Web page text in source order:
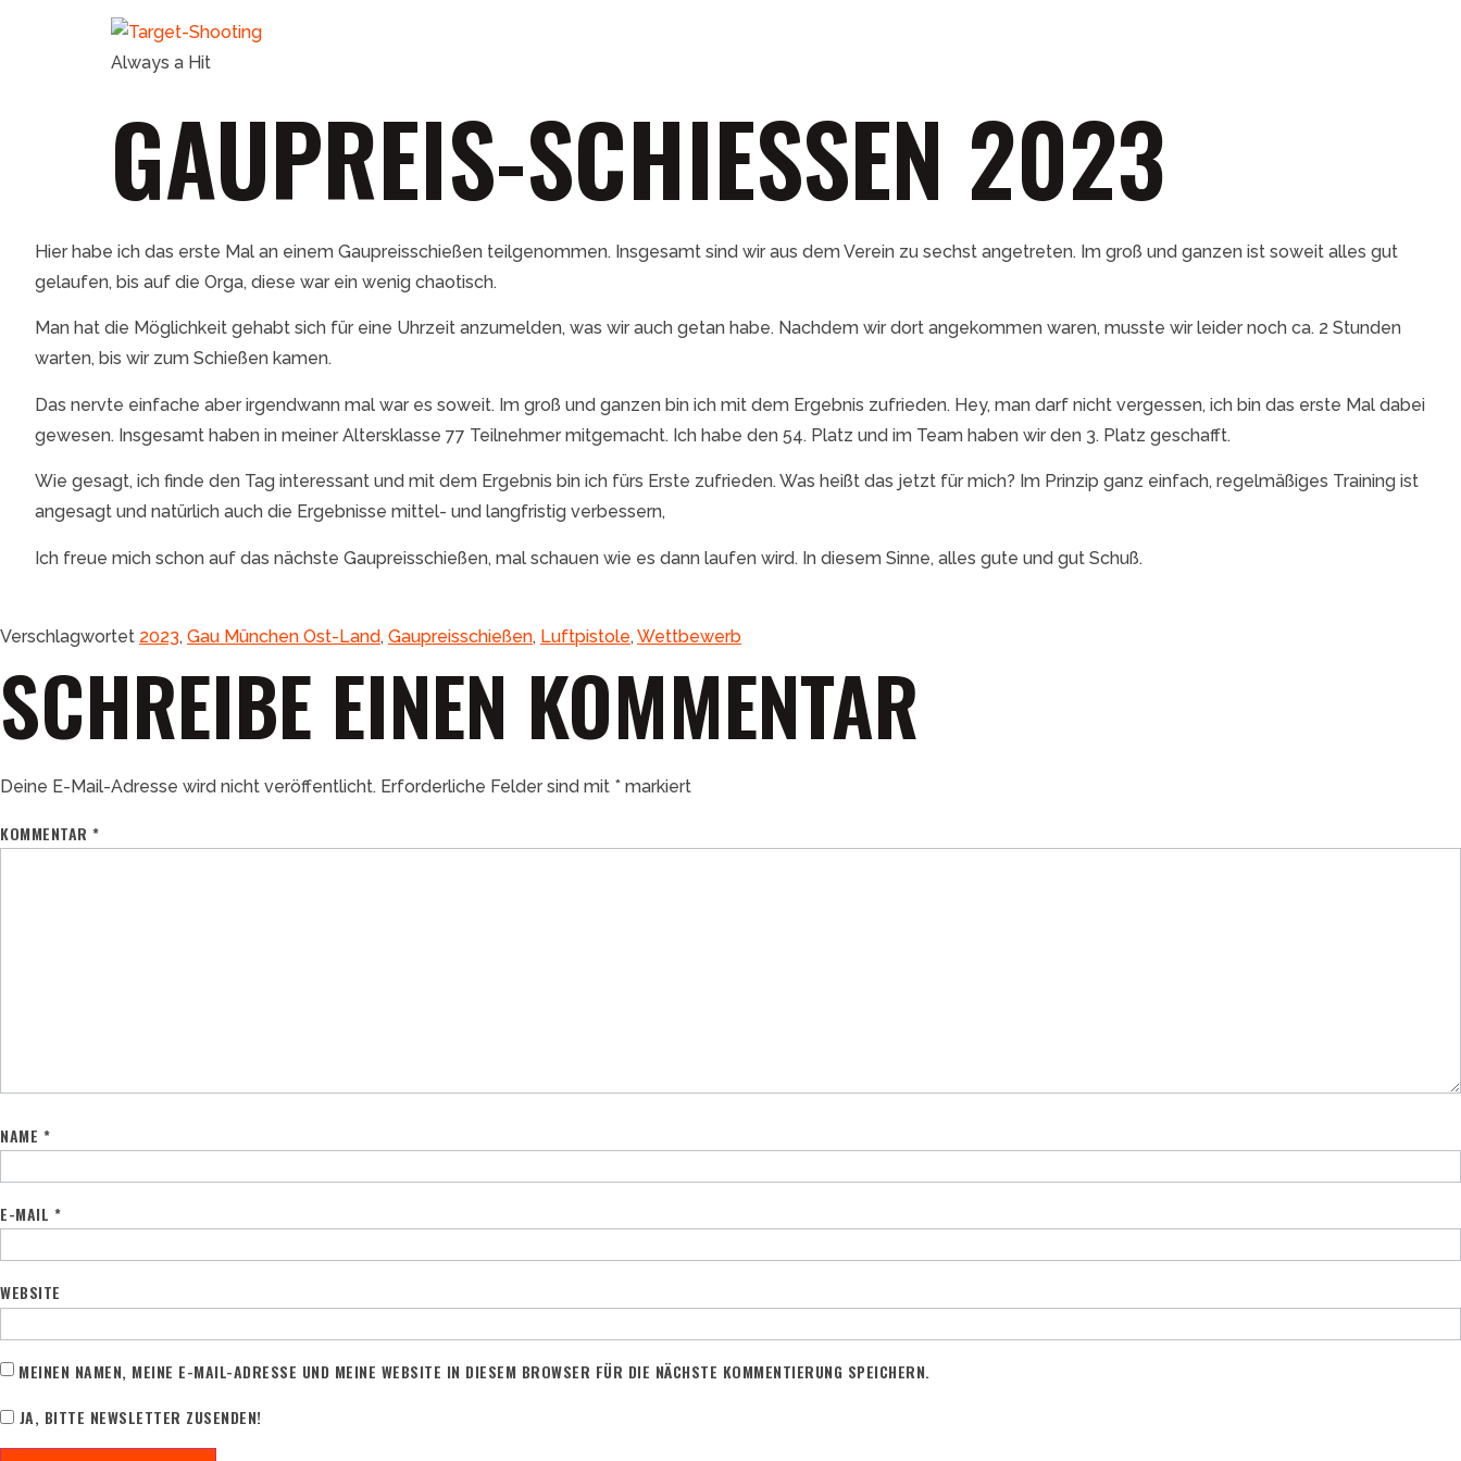
Always a Hit
GAUPREIS-SCHIESSEN 2023
Hier habe ich das erste Mal an einem Gaupreisschießen teilgenommen. Insgesamt sind wir aus dem Verein zu sechst angetreten. Im groß und ganzen ist soweit alles gut
gelaufen, bis auf die Orga, diese war ein wenig chaotisch.
Man hat die Möglichkeit gehabt sich für eine Uhrzeit anzumelden, was wir auch getan habe. Nachdem wir dort angekommen waren, musste wir leider noch ca. 2 Stunden
warten, bis wir zum Schießen kamen.
Das nervte einfache aber irgendwann mal war es soweit. Im groß und ganzen bin ich mit dem Ergebnis zufrieden. Hey, man darf nicht vergessen, ich bin das erste Mal dabei
gewesen. Insgesamt haben in meiner Altersklasse 77 Teilnehmer mitgemacht. Ich habe den 54. Platz und im Team haben wir den 3. Platz geschafft.
Wie gesagt, ich finde den Tag interessant und mit dem Ergebnis bin ich fürs Erste zufrieden. Was heißt das jetzt für mich? Im Prinzip ganz einfach, regelmäßiges Training ist
angesagt und natürlich auch die Ergebnisse mittel- und langfristig verbessern,
Ich freue mich schon auf das nächste Gaupreisschießen, mal schauen wie es dann laufen wird. In diesem Sinne, alles gute und gut Schuß.
Verschlagwortet 2023, Gau München Ost-Land, Gaupreisschießen, Luftpistole, Wettbewerb
SCHREIBE EINEN KOMMENTAR
Deine E-Mail-Adresse wird nicht veröffentlicht. Erforderliche Felder sind mit * markiert
KOMMENTAR *
NAME *
E-MAIL *
WEBSITE
MEINEN NAMEN, MEINE E-MAIL-ADRESSE UND MEINE WEBSITE IN DIESEM BROWSER FÜR DIE NÄCHSTE KOMMENTIERUNG SPEICHERN.
JA, BITTE NEWSLETTER ZUSENDEN!